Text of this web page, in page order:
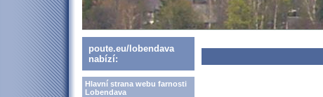
poute.eu/lobendava
nabízí:
Hlavní strana webu farnosti
Lobendava